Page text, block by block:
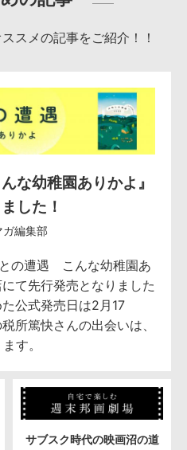
スメの記事をご紹介！！
な幼稚園ありかよ』
した！
ガ編集部
の遭遇 こんな幼稚園あ
て先行発売となりました
た公式発売日は2月17
所篤快さんの出会いは、
す。
サブスク時代の映画沼の道